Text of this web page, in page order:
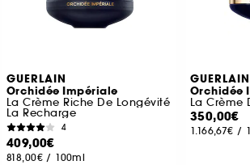
GUERLAIN
Orchidée Impériale
La Crème Riche De Longévité
La Recharge
4
409,00€
818,00€ / 100ml
GUERLAIN
Orchidée
La Crème
350,00€
1.166,67€ /